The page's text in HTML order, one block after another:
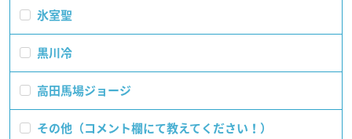
氷室聖
黒川冷
高田馬場ジョージ
その他（コメント欄にて教えてください！）